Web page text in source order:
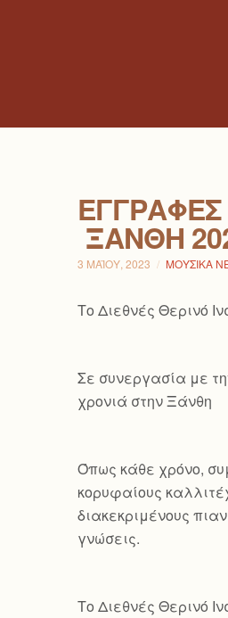
ΕΓΓΡΑΦΈΣ
ΞΆΝΘΗ
3 ΜΑΪ́ΟΥ, 2023 ΜΟΥΣΙΚΆ
Το Διεθνές Θερινό
Σε συνεργασία με
χρονιά στην Ξάνθη
Όπως κάθε χρόνο,
κορυφαίους
διακεκριμένους
γνώσεις.
Το Διεθνές Θερινό